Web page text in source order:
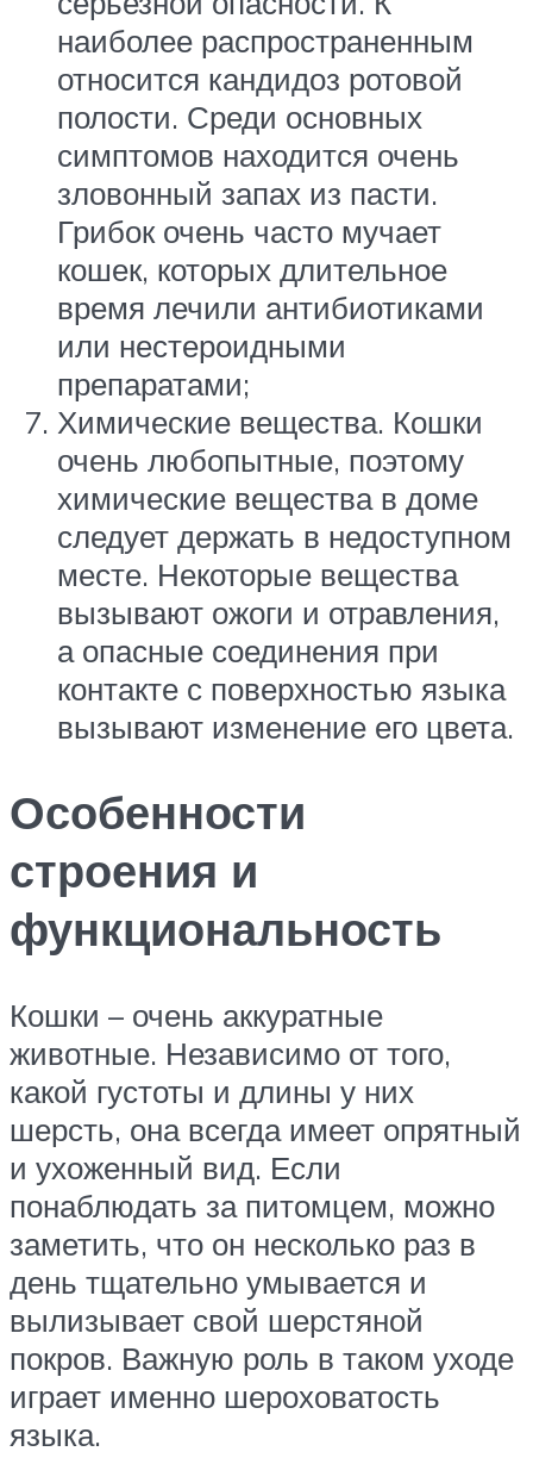
наиболее распространенным
относится кандидоз ротовой
полости. Среди основных
симптомов находится очень
зловонный запах из пасти.
Грибок очень часто мучает
кошек, которых длительное
время лечили антибиотиками
или нестероидными
препаратами;
Химические вещества. Кошки
очень любопытные, поэтому
химические вещества в доме
следует держать в недоступном
месте. Некоторые вещества
вызывают ожоги и отравления,
а опасные соединения при
контакте с поверхностью языка
вызывают изменение его цвета.
Особенности
строения и
функциональность
Кошки – очень аккуратные
животные. Независимо от того,
какой густоты и длины у них
шерсть, она всегда имеет опрятный
и ухоженный вид. Если
понаблюдать за питомцем, можно
заметить, что он несколько раз в
день тщательно умывается и
вылизывает свой шерстяной
покров. Важную роль в таком уходе
играет именно шероховатость
языка.